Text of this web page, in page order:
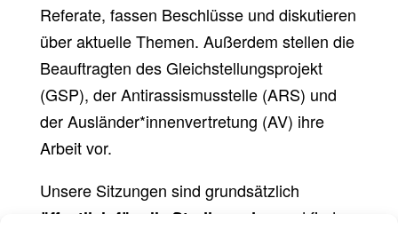
Referate, fassen Beschlüsse und diskutieren
über aktuelle Themen. Außerdem stellen die
Beauftragten des Gleichstellungsprojekt
(GSP), der Antirassismusstelle (ARS) und
der Ausländer*innenvertretung (AV) ihre
Arbeit vor.
Unsere Sitzungen sind grundsätzlich
öffentlich für alle Studierenden
und finden